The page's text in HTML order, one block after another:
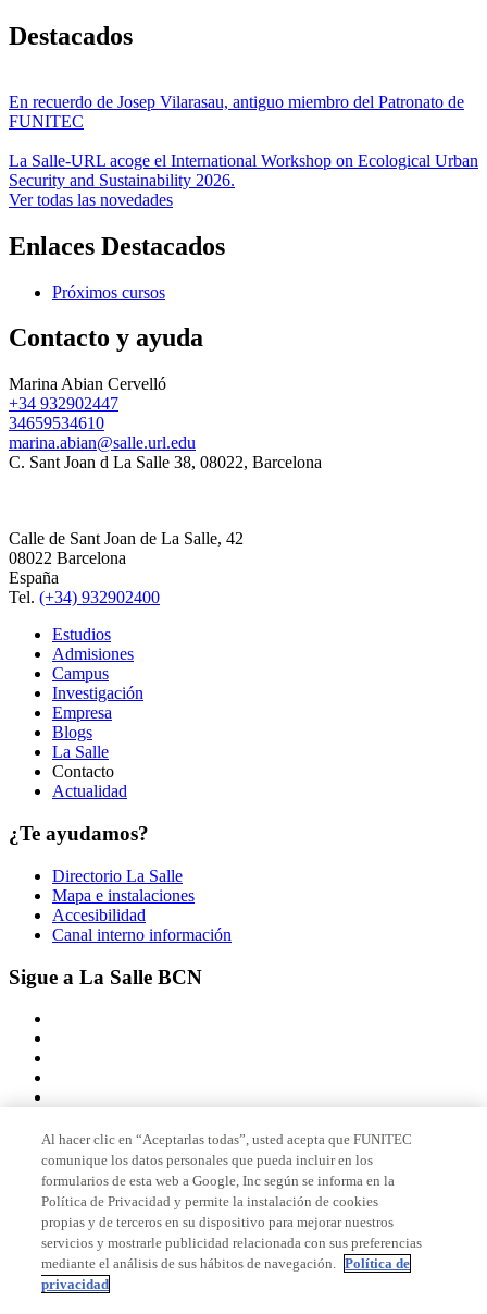
Destacados
En recuerdo de Josep Vilarasau, antiguo miembro del Patronato de
FUNITEC
La Salle-URL acoge el International Workshop on Ecological Urban
Security and Sustainability 2026.
Ver todas las novedades
Enlaces Destacados
Próximos cursos
Contacto y ayuda
Marina Abian Cervelló
+34 932902447
34659534610
marina.abian@salle.url.edu
C. Sant Joan d La Salle 38, 08022, Barcelona
Calle de Sant Joan de La Salle, 42
08022 Barcelona
España
Tel. (+34) 932902400
Estudios
Admisiones
Campus
Investigación
Empresa
Blogs
La Salle
Contacto
Actualidad
¿Te ayudamos?
Directorio La Salle
Mapa e instalaciones
Accesibilidad
Canal interno información
Sigue a La Salle BCN
Miembro de
Acreditaciones
Al hacer clic en “Aceptarlas todas”, usted acepta que FUNITEC
comunique los datos personales que pueda incluir en los
formularios de esta web a Google, Inc según se informa en la
Política de Privacidad y permite la instalación de cookies
propias y de terceros en su dispositivo para mejorar nuestros
servicios y mostrarle publicidad relacionada con sus preferencias
mediante el análisis de sus hábitos de navegación. Política de
privacidad